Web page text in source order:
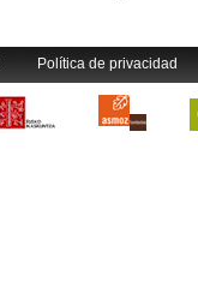
Política de privacidad